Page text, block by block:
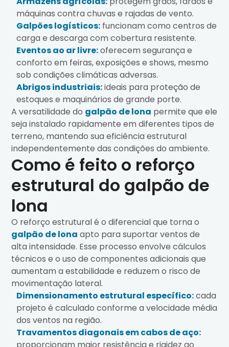
máquinas contra chuvas e rajadas de vento.
Galpões logísticos: funcionam como centros de
carga e descarga com cobertura resistente.
Eventos ao ar livre:oferecem segurança e
conforto em feiras, exposições e shows, mesmo
sob condições climáticas adversas.
Abrigos industriais:ideais para proteção de
estoques e maquinários de grande porte.
A versatilidade do galpão de lona permite que ele
seja instalado rapidamente em diferentes tipos de
terreno, mantendo sua eficiência estrutural
independentemente das condições do ambiente.
Como é feito o reforço
estrutural do galpão de
lona
O reforço estrutural é o diferencial que torna o
galpão de lona apto para suportar ventos de
alta intensidade. Esse processo envolve cálculos
técnicos e o uso de componentes adicionais que
aumentam a estabilidade e reduzem o risco de
movimentação lateral.
Dimensionamento estrutural específico:cada
projeto é calculado conforme a velocidade média
dos ventos na região.
Travamentos diagonais em cabos de aço: